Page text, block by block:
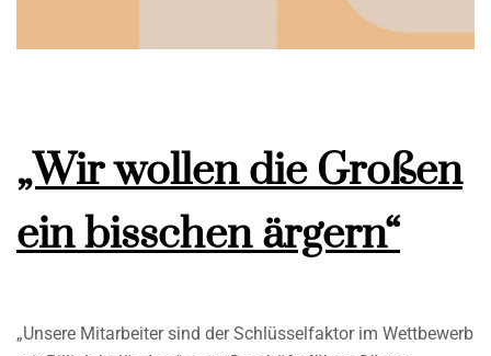
„Wir wollen die Großen
ein bisschen ärgern“
„Unsere Mitarbeiter sind der Schlüsselfaktor im Wettbewerb